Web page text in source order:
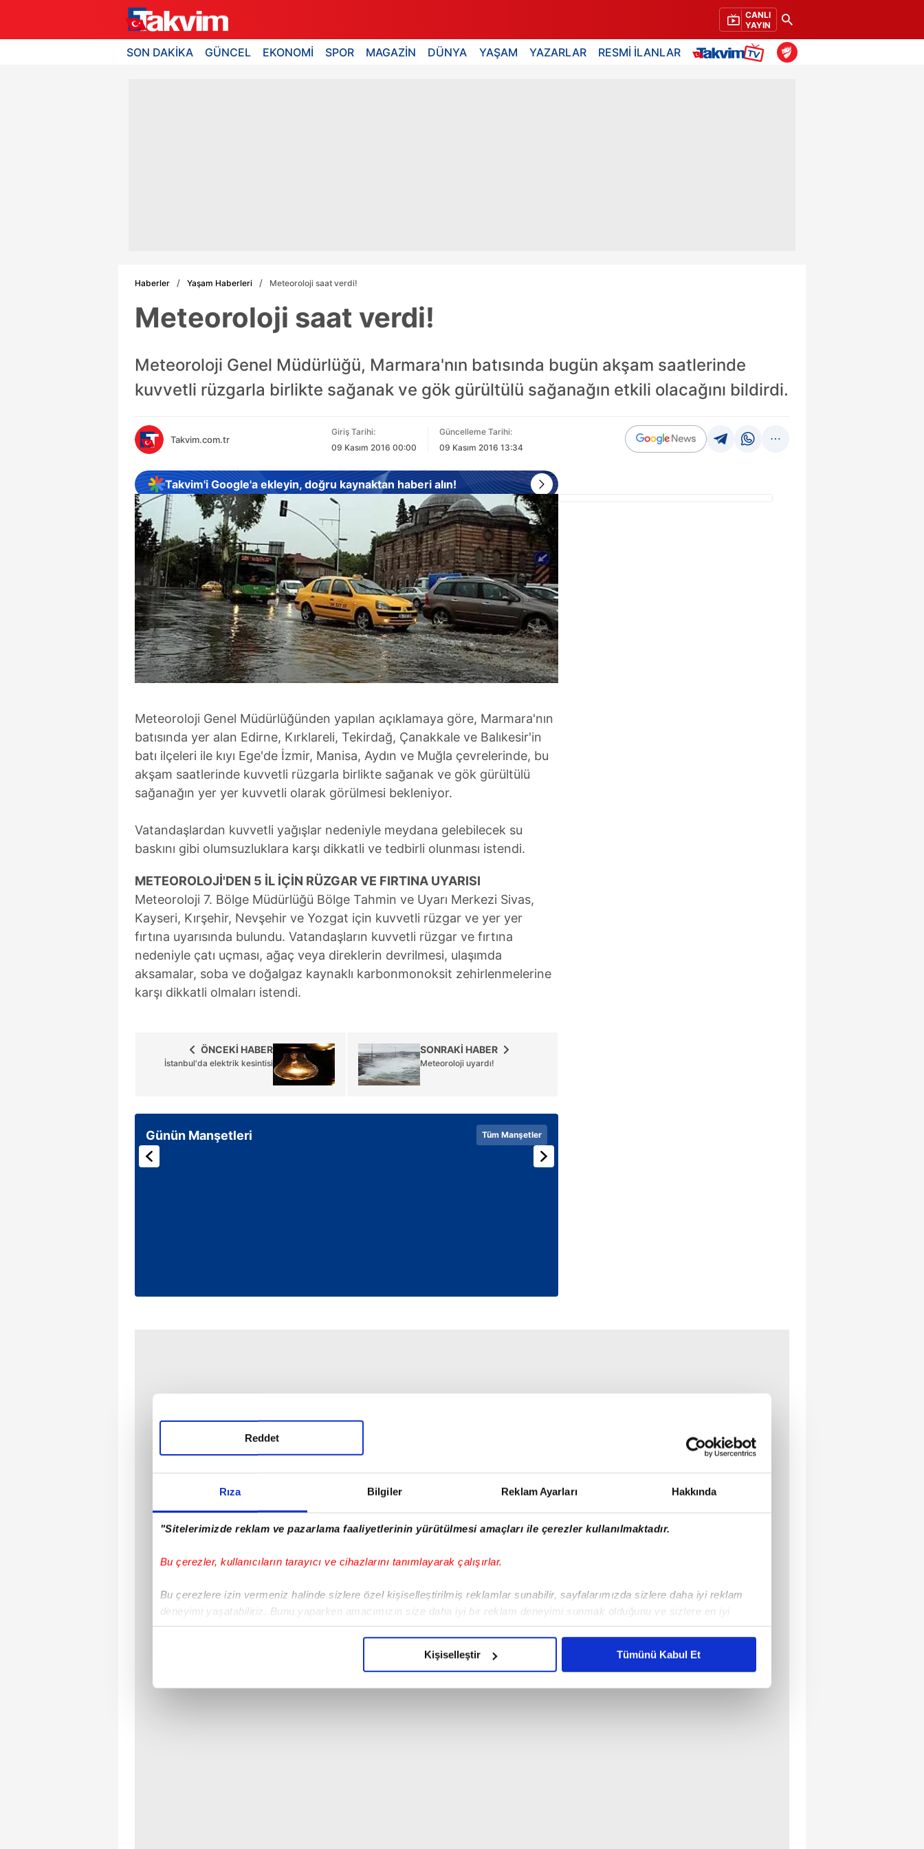
Rıza Bilgiler Reklam Ayarları Hakkında
"Sitelerimizde reklam ve pazarlama faaliyetlerinin yürütülmesi amaçları ile çerezler kullanılmaktadır.
Bu çerezler, kullanıcıların tarayıcı ve cihazlarını tanımlayarak çalışırlar.
Bu çerezlere izin vermeniz halinde sizlere özel kişiselleştirilmiş reklamlar sunabilir, sayfalarımızda sizlere daha iyi reklam
deneyimi yaşatabiliriz. Bunu yaparken amacımızın size daha iyi bir reklam deneyimi sunmak olduğunu ve sizlere en iyi
içerikleri sunabilmek adına elimizden gelen çabayı gösterdiğimizi ve bu noktada, reklamların maliyetlerimizi karşılamak
Reddet
Kişiselleştir Tümünü Kabul Et
CANLI
YAYIN
SON DAKİKA GÜNCEL EKONOMİ SPOR MAGAZİN DÜNYA YAŞAM YAZARLAR RESMİ İLANLAR
Haberler Yaşam Haberleri Meteoroloji saat verdi!
Meteoroloji saat verdi!
Meteoroloji Genel Müdürlüğü, Marmara'nın batısında bugün akşam saatlerinde
kuvvetli rüzgarla birlikte sağanak ve gök gürültülü sağanağın etkili olacağını bildirdi.
Takvim.com.tr
Giriş Tarihi:
09 Kasım 2016 00:00
Güncelleme Tarihi:
09 Kasım 2016 13:34
Takvim'i Google'a ekleyin, doğru kaynaktan haberi alın!
Meteoroloji Genel Müdürlüğünden yapılan açıklamaya göre, Marmara'nın
batısında yer alan Edirne, Kırklareli, Tekirdağ, Çanakkale ve Balıkesir'in
batı ilçeleri ile kıyı Ege'de İzmir, Manisa, Aydın ve Muğla çevrelerinde, bu
akşam saatlerinde kuvvetli rüzgarla birlikte sağanak ve gök gürültülü
sağanağın yer yer kuvvetli olarak görülmesi bekleniyor.
Vatandaşlardan kuvvetli yağışlar nedeniyle meydana gelebilecek su
baskını gibi olumsuzluklara karşı dikkatli ve tedbirli olunması istendi.
METEOROLOJİ'DEN 5 İL İÇİN RÜZGAR VE FIRTINA UYARISI
Meteoroloji 7. Bölge Müdürlüğü Bölge Tahmin ve Uyarı Merkezi Sivas,
Kayseri, Kırşehir, Nevşehir ve Yozgat için kuvvetli rüzgar ve yer yer
fırtına uyarısında bulundu. Vatandaşların kuvvetli rüzgar ve fırtına
nedeniyle çatı uçması, ağaç veya direklerin devrilmesi, ulaşımda
aksamalar, soba ve doğalgaz kaynaklı karbonmonoksit zehirlenmelerine
karşı dikkatli olmaları istendi.
SONRAKİ HABER
Meteoroloji uyardı!
ÖNCEKİ HABER
İstanbul'da elektrik kesintisi
Günün Manşetleri Tüm Manşetler